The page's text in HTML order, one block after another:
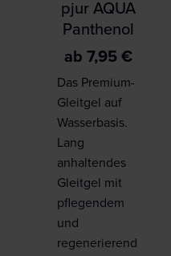
pjur AQUA
Panthenol
ab 7,95 €
Das Premium-
Gleitgel auf
Wasserbasis.
Lang
anhaltendes
Gleitgel mit
pflegendem
und
regenerierend